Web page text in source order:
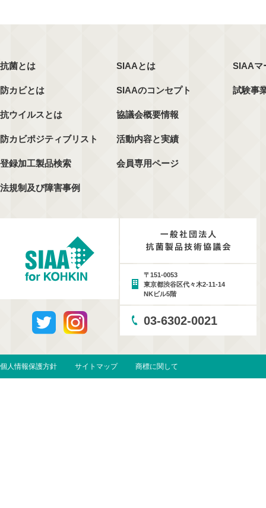
抗菌とは
防カビとは
抗ウイルスとは
防カビポジティブリスト
登録加工製品検索
法規制及び障害事例
SIAAとは
SIAAのコンセプト
協議会概要情報
活動内容と実績
会員専用ページ
SIAAマ
試験事
〒151-0053
東京都渋谷区代々木2-11-14
NKビル5階
03-6302-0021
個人情報保護方針 サイトマップ 商標に関して